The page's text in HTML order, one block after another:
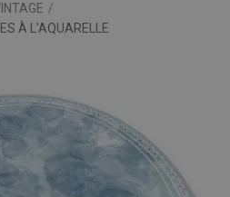
/
À L'AQUARELLE